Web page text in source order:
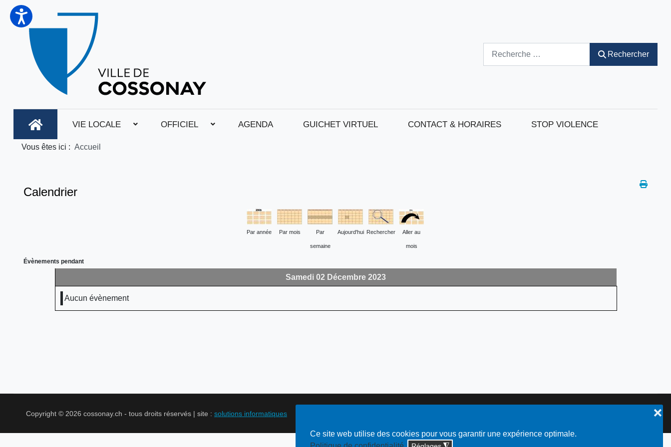
Ce site web utilise des cookies pour vous garantir une expérience optimale.
❌
Rechercher
VIE LOCALE OFFICIEL AGENDA GUICHET VIRTUEL CONTACT & HORAIRES STOP VIOLENCE
Vous êtes ici : Accueil
Calendrier
Par année Par mois Par
semaine
Aujourd'hui Rechercher Aller au
mois
Évènements pendant
Samedi 02 Décembre 2023
Aucun évènement
Copyright © 2026 cossonay.ch - tous droits réservés | site : solutions informatiques